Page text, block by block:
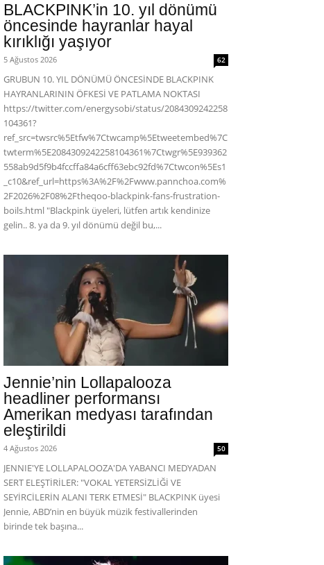
BLACKPINK’in 10. yıl dönümü
öncesinde hayranlar hayal
kırıklığı yaşıyor
5 Ağustos 2026 62
GRUBUN 10. YIL DÖNÜMÜ ÖNCESİNDE BLACKPINK
HAYRANLARININ ÖFKESİ VE PATLAMA NOKTASI
https://twitter.com/energysobi/status/2084309242258
104361?
ref_src=twsrc%5Etfw%7Ctwcamp%5Etweetembed%7C
twterm%5E2084309242258104361%7Ctwgr%5E939362
558ab9d5f9b4fccffa84a6cff63ebc92fd%7Ctwcon%5Es1
_c10&ref_url=https%3A%2F%2Fwww.pannchoa.com%
2F2026%2F08%2Ftheqoo-blackpink-fans-frustration-
boils.html "Blackpink üyeleri, lütfen artık kendinize
gelin.. 8. ya da 9. yıl dönümü değil bu,...
Jennie’nin Lollapalooza
headliner performansı
Amerikan medyası tarafından
eleştirildi
4 Ağustos 2026 50
JENNIE'YE LOLLAPALOOZA'DA YABANCI MEDYADAN
SERT ELEŞTİRİLER: "VOKAL YETERSİZLİĞİ VE
SEYİRCİLERİN ALANI TERK ETMESİ" BLACKPINK üyesi
Jennie, ABD’nin en büyük müzik festivallerinden
birinde tek başına...